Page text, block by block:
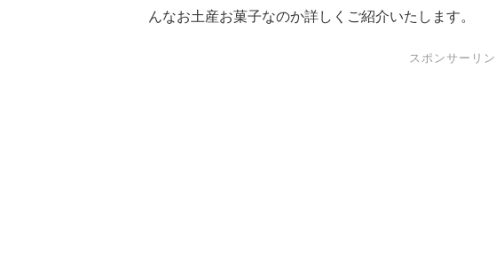
んなお土産お菓子なのか詳しくご紹介いたします。
スポンサーリン